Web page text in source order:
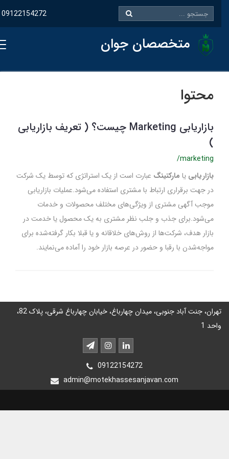
09122154272
متخصصان جوان
محتوا
بازاریابی Marketing چیست؟ ( تعریف بازاریابی
/marketing
بازاریابییا مارکتینگعبارت است از یک استراتژی که توسط یک شرکت
در جهت برقراری ارتباط با مشتری استفاده می‌شود.عملیات بازاریابی
موجب آگهی مشتری از ویژگی‌های مختلف محصولات و خدمات
می‌شود.برای جذب و جلب نظر مشتری به یک محصول یا خدمت در
بازار هدف، شرکت‌ها از روش‌های خلاقانه و یا قبلا بکار گرفته‌شده برای
مواجه‌شدن با رقبا و حضور در عرصه بازار خود را آماده می‌نمایند.
تهران، جنت آباد جنوبی، میدان چهارباغ، خیابان چهارباغ شرقی، پلاک 82،
واحد 1
09122154272
admin@motekhassesanjavan.com